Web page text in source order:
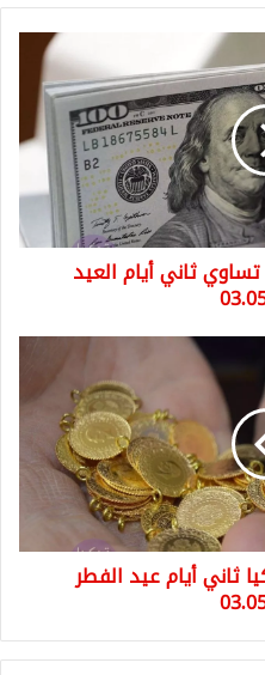
تساوي ثاني أيام العيد
ثاني أيام عيد الفطر